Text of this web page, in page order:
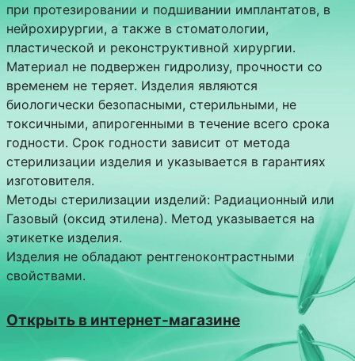
при протезировании и подшивании имплантатов, в
нейрохирургии, а также в стоматологии,
пластической и реконструктивной хирургии.
Материал не подвержен гидролизу, прочности со
временем не теряет. Изделия являются
биологически безопасными, стерильными, не
токсичными, апирогенными в течение всего срока
годности. Срок годности зависит от метода
стерилизации изделия и указывается в гарантиях
изготовителя.
Методы стерилизации изделий: Радиационный или
Газовый (оксид этилена). Метод указывается на
этикетке изделия.
Изделия не обладают рентгеноконтрастными
свойствами.
Открыть в интернет-магазине